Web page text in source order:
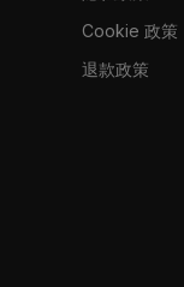
Cookie 政策
退款政策